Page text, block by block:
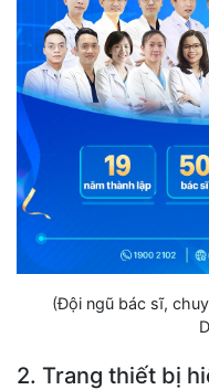
(Đội ngũ bác sĩ,
2. Trang thiết bị